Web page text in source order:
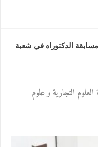
الدكتوراه في شعبة
العلوم التجارية و علوم